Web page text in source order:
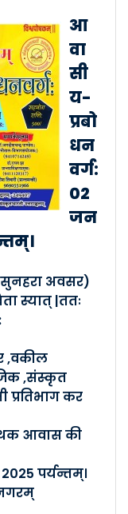
09-2024
1..
05-2024
प्र�..
श्री�..
04-2024
24-04-2024
स्कॉलर-व�..
03-2024
आ
वा
सी
य-
प्रबो
धन
वर्ग:
02
जन
अवसर)
स्यात् |ततः
,वकील
,संस्कृत
प्रतिभाग कर
आवास की
पर्यन्तम्।